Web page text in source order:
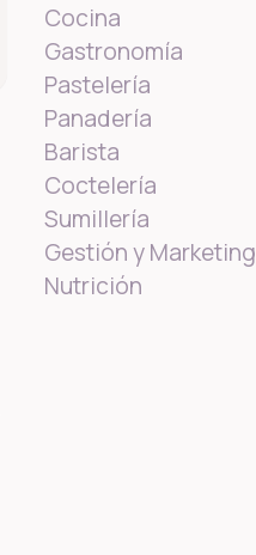
Cocina
Gastronomía
Pastelería
Panadería
Barista
Coctelería
Sumillería
Gestión y Marketing
Nutrición